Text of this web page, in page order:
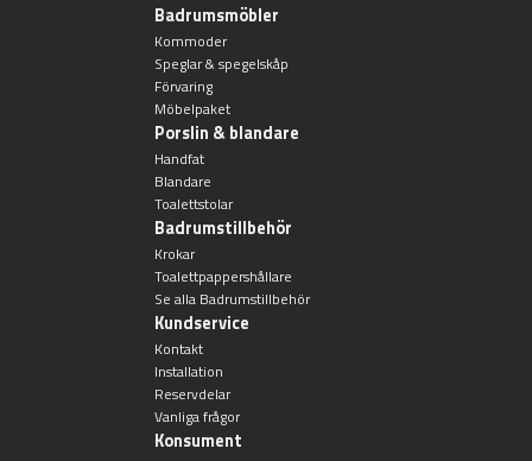
Badrumsmöbler
Kommoder
Speglar & spegelskåp
Förvaring
Möbelpaket
Porslin & blandare
Handfat
Blandare
Toalettstolar
Badrumstillbehör
Krokar
Toalettpappershållare
Se alla Badrumstillbehör
Kundservice
Kontakt
Installation
Reservdelar
Vanliga frågor
Konsument